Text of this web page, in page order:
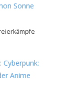
Sonne
Cyberpunk:
Anime